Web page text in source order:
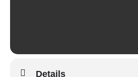
Details